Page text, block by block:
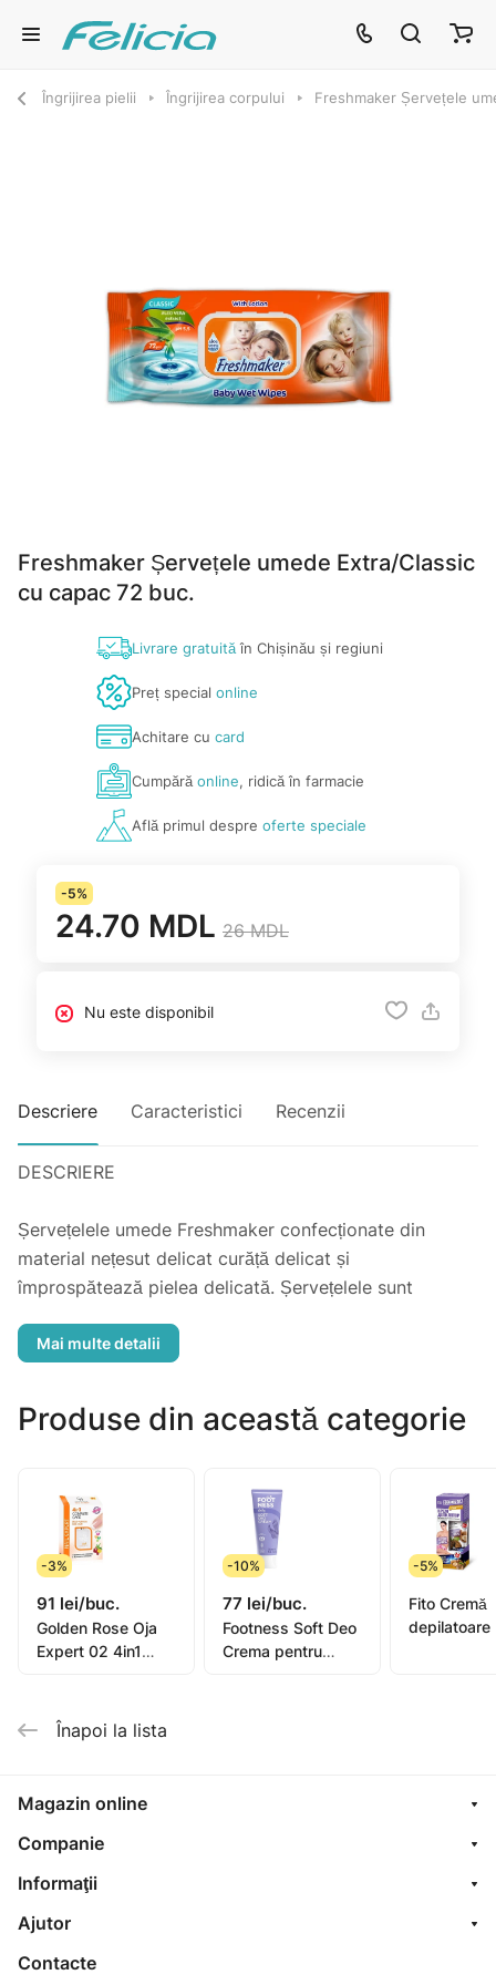
Îngrijirea pielii Îngrijirea corpului Freshmaker Șervețele
Freshmaker Șervețele umede Extra/Classic
cu capac 72 buc.
Livrare gratuităîn Chișinău și regiuni
Preț special online
Achitare cu card
Cumpărăonline, ridică în farmacie
Află primul despre oferte speciale
-5%
24.70 MDL 26 MDL
Nu este disponibil
Descriere Caracteristici Recenzii
DESCRIERE
Șervețelele umede Freshmaker confecționate din
material nețesut delicat curăță delicat și
împrospătează pielea delicată. Șervețelele sunt
Produse din această categorie
-3%
91 lei/buc.
Golden Rose Oja
Expert 02 4in1
-10%
77 lei/buc.
Footness Soft Deo
Crema pentru
-5%
Fito Cremă
depilatoare
Înapoi la lista
Magazin online
Companie
Informaţii
Ajutor
Contacte